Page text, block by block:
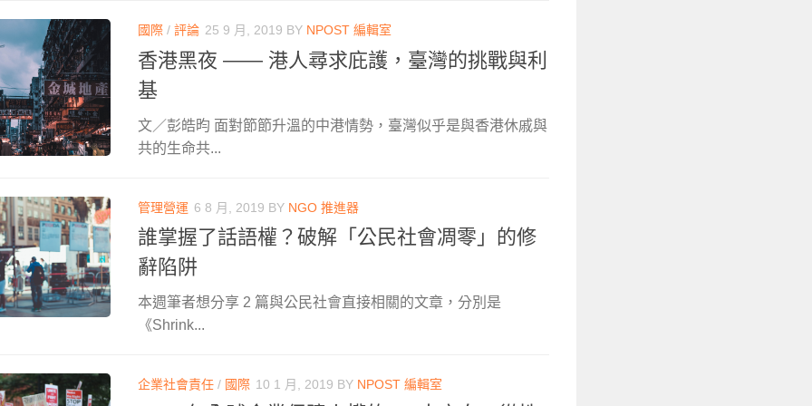
國際 / 評論 25 9 月, 2019 BY NPOST 編輯室
香港黑夜 —— 港人尋求庇護，臺灣的挑戰與利
基
文／彭皓昀 面對節節升溫的中港情勢，臺灣似乎是與香港休戚與
共的生命共...
管理營運 6 8 月, 2019 BY NGO 推進器
誰掌握了話語權？破解「公民社會凋零」的修
辭陷阱
本週筆者想分享 2 篇與公民社會直接相關的文章，分別是
《Shrink...
企業社會責任 / 國際 10 1 月, 2019 BY NPOST 編輯室